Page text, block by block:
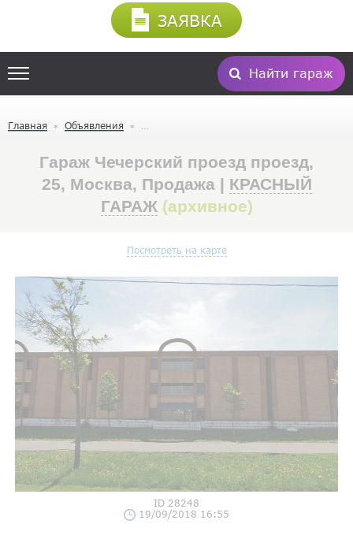
Найти гараж
ЗАЯВКА
Главная Объявления
Гараж Чечерский проезд проезд,
25, Москва, Продажа | КРАСНЫЙ
ГАРАЖ (архивное)
Посмотреть на карте
ID 28248
19/09/2018 16:55